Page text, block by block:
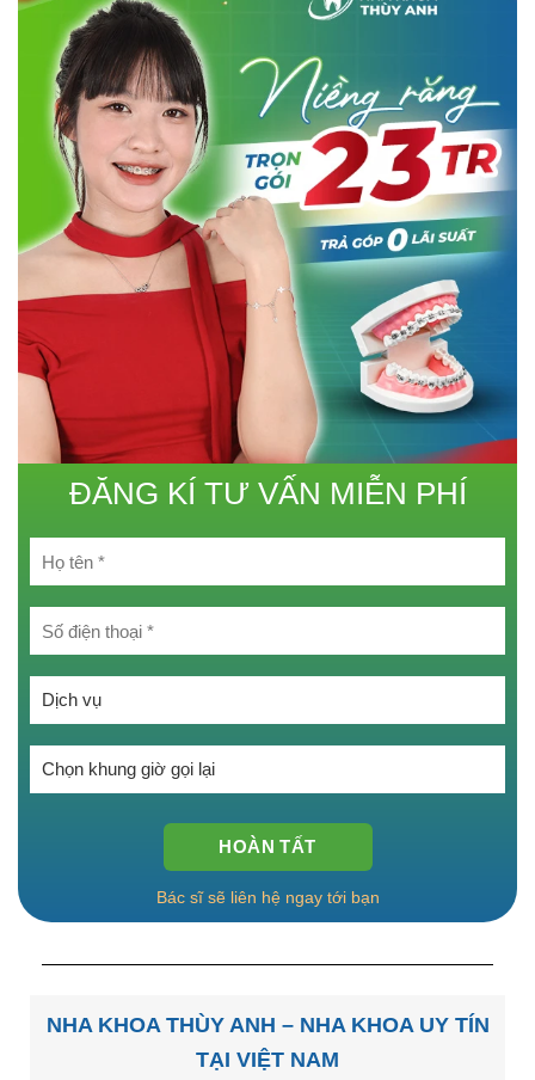
ĐĂNG KÍ TƯ VẤN MIỄN PHÍ
Bác sĩ sẽ liên hệ ngay tới bạn
NHA KHOA THÙY ANH – NHA KHOA UY TÍN
TẠI VIỆT NAM